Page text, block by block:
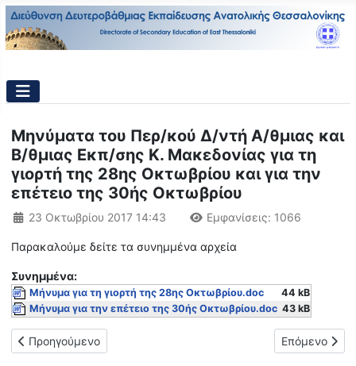
Μηνύματα του Περ/κού Δ/ντή Α/θμιας και
Β/θμιας Εκπ/σης Κ. Μακεδονίας για τη
γιορτή της 28ης Οκτωβρίου και για την
επέτειο της 30ής Οκτωβρίου
Λεπτομέρειες
23 Οκτωβρίου 2017 14:43 Εμφανίσεις: 1066
Παρακαλούμε δείτε τα συνημμένα αρχεία
Συνημμένα:
Μήνυμα για τη γιορτή της 28ης Οκτωβρίου.doc
44 kB
Μήνυμα για την επέτειο της 30ής Οκτωβρίου.doc 43 kB
Προηγούμενο άρθρο: Μήνυμα Περιφερειακού Διευθυντή
Προηγούμενο Επόμενο
Επόμενο